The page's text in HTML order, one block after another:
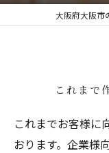
大阪府大阪市
これまで
これまでお客様に
おります。企業様